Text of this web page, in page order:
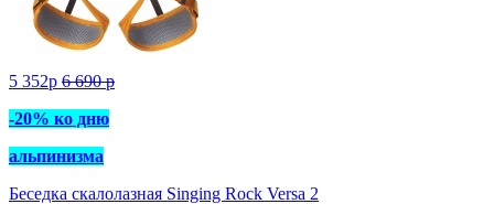
5 352p 6 690 p
-20% ко дню
альпинизма
Беседка скалолазная Singing Rock Versa 2